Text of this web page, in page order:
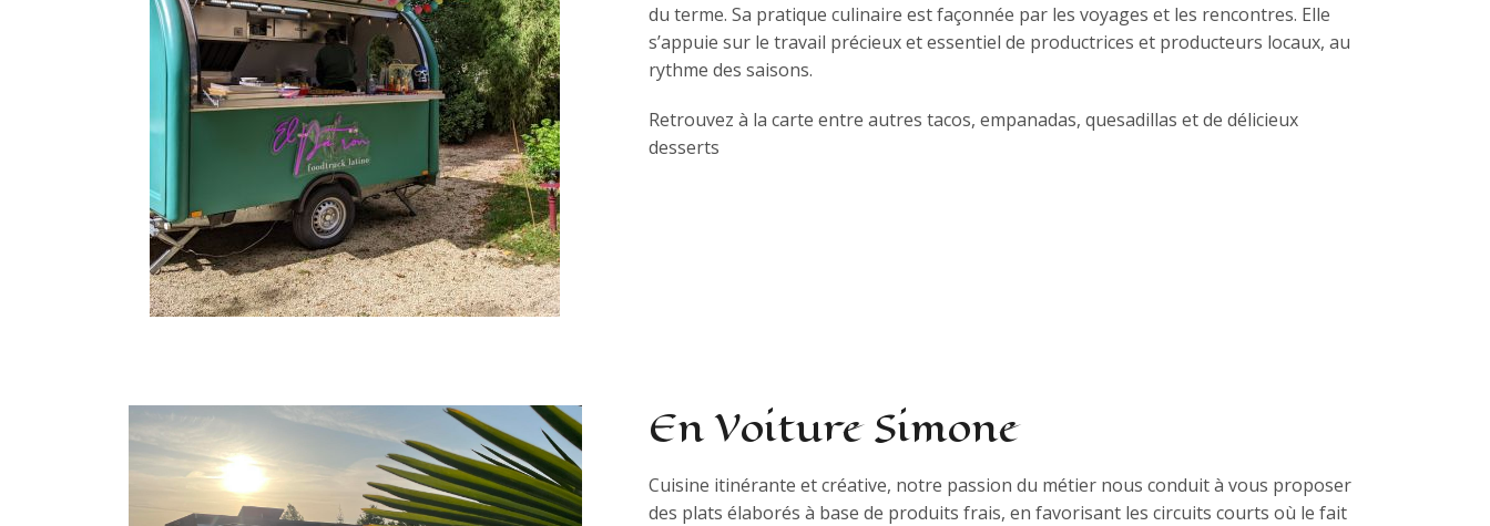
du terme. Sa pratique culinaire est façonnée par les voyages et les rencontres. Elle
s’appuie sur le travail précieux et essentiel de productrices et producteurs locaux, au
rythme des saisons.
Retrouvez à la carte entre autres tacos, empanadas, quesadillas et de délicieux
desserts
En Voiture Simone
Cuisine itinérante et créative, notre passion du métier nous conduit à vous proposer
des plats élaborés à base de produits frais, en favorisant les circuits courts où le fait